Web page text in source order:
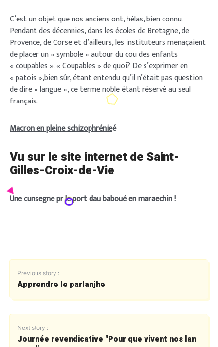
C’est un objet que nos anciens ont, hélas, bien connu.
Pendant des décennies, dans les écoles de Bretagne, de
Provence, de Corse et d’ailleurs, les instituteurs menaçaient
de placer un « symbole » autour du cou des enfants
« coupables ». « Coupables » de quoi? De s’exprimer en
« patois »,bien sûr, étant entendu qu’il n’était pas question
de dire « langue », ce terme noble étant réservé au seul
français.
Macron en pleine schizophrénieé
Vu sur le site internet de Saint-
Gilles-Croix-de-Vie
Une cunsegne pr le port dau baboué en maraechin !
Previous story :
Apprendre le parlanjhe
Next story :
Journée revendicative "Pour que vivent nos lan